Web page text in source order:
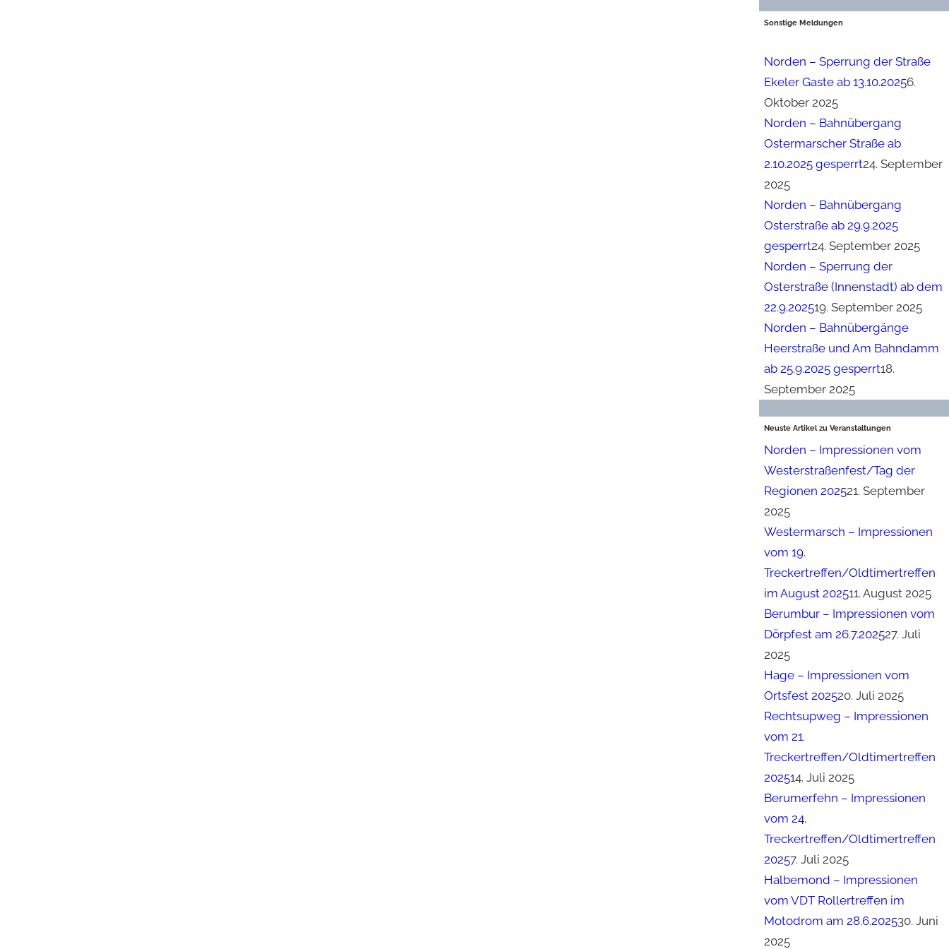
Sonstige Meldungen
Norden – Sperrung der Straße
Ekeler Gaste ab 13.10.20256.
Oktober 2025
Norden – Bahnübergang
Ostermarscher Straße ab
2.10.2025 gesperrt24. September
2025
Norden – Bahnübergang
Osterstraße ab 29.9.2025
gesperrt24. September 2025
Norden – Sperrung der
Osterstraße (Innenstadt) ab dem
22.9.202519. September 2025
Norden – Bahnübergänge
Heerstraße und Am Bahndamm
ab 25.9.2025 gesperrt18.
September 2025
Neuste Artikel zu Veranstaltungen
Norden – Impressionen vom
Westerstraßenfest/Tag der
Regionen 202521. September
2025
Westermarsch – Impressionen
vom 19.
Treckertreffen/Oldtimertreffen
im August 202511. August 2025
Berumbur – Impressionen vom
Dörpfest am 26.7.202527. Juli
2025
Hage – Impressionen vom
Ortsfest 202520. Juli 2025
Rechtsupweg – Impressionen
vom 21.
Treckertreffen/Oldtimertreffen
202514. Juli 2025
Berumerfehn – Impressionen
vom 24.
Treckertreffen/Oldtimertreffen
20257. Juli 2025
Halbemond – Impressionen
vom VDT Rollertreffen im
Motodrom am 28.6.202530. Juni
2025